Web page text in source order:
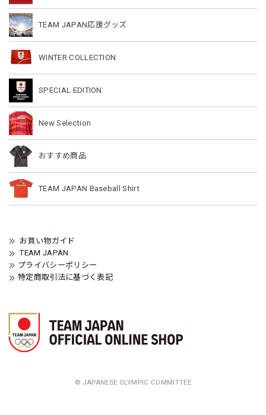
TEAM JAPAN応援グッズ
WINTER COLLECTION
SPECIAL EDITION
New Selection
おすすめ商品
TEAM JAPAN Baseball Shirt
お買い物ガイド
TEAM JAPAN
プライバシーポリシー
特定商取引法に基づく表記
© JAPANESE OLYMPIC COMMITTEE